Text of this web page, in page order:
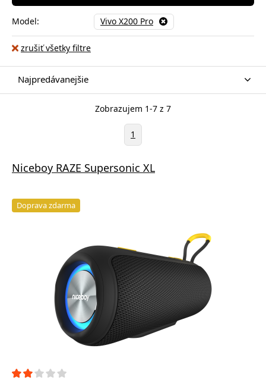
Model: Vivo X200 Pro
zrušiť všetky filtre
Najpredávanejšie
Zobrazujem 1-7 z 7
1
Niceboy RAZE Supersonic XL
Doprava zdarma